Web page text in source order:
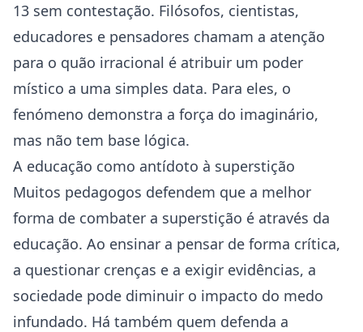
13 sem contestação. Filósofos, cientistas,
educadores e pensadores chamam a atenção
para o quão irracional é atribuir um poder
místico a uma simples data. Para eles, o
fenómeno demonstra a força do imaginário,
mas não tem base lógica.
A educação como antídoto à superstição
Muitos pedagogos defendem que a melhor
forma de combater a superstição é através da
educação. Ao ensinar a pensar de forma crítica,
a questionar crenças e a exigir evidências, a
sociedade pode diminuir o impacto do medo
infundado. Há também quem defenda a